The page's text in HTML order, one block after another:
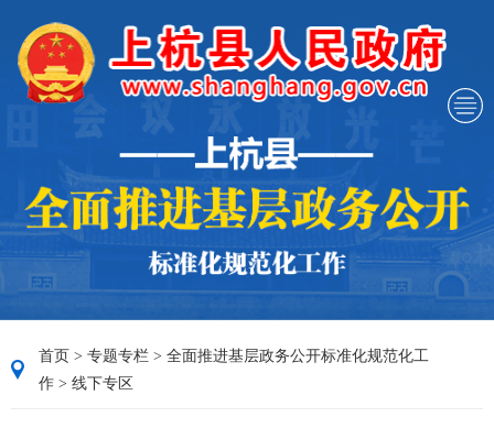
首页 > 专题专栏 > 全面推进基层政务公开标准化规范化工
作 > 线下专区